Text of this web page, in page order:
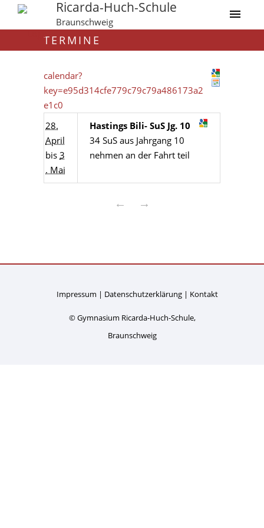
Ricarda-Huch-Schule
Braunschweig
TERMINE
calendar?
key=e95d314cfe779c79c79a486173a2
e1c0
28.
April
bis 3
. Mai
Hastings Bili- SuS Jg. 10
34 SuS aus Jahrgang 10
nehmen an der Fahrt teil
← →
Impressum Datenschutzerklärung Kontakt
© Gymnasium Ricarda-Huch-Schule,
Braunschweig